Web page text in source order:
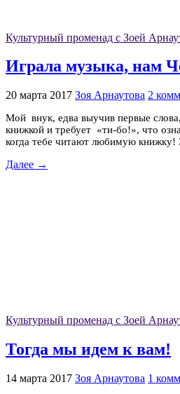
Культурный променад с Зоей
Играла музыка, нам
20 марта 2017 Зоя Арнаутова 2
Мой внук, едва выучив первые
книжкой и требует «ти-бо!», что
когда тебе читают любимую
Далее →
Культурный променад с Зоей
Тогда мы идем к вам!
14 марта 2017 Зоя Арнаутова 1